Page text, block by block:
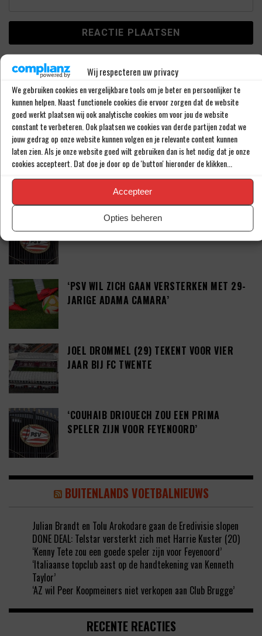
Wij respecteren uw privacy
We gebruiken cookies en vergelijkbare tools om je beter en persoonlijker te
kunnen helpen. Naast functionele cookies die ervoor zorgen dat de website
goed werkt plaatsen wij ook analytische cookies om voor jou de website
constant te verbeteren. Ook plaatsen we cookies van derde partijen zodat we
jouw gedrag op onze website kunnen volgen en je relevante content kunnen
laten zien. Als je onze website goed wilt gebruiken dan is het nodig dat je onze
cookies accepteert. Dat doe je door op de 'button' hieronder de klikken...
Accepteer
Opties beheren
comment data is processed.
LAATSTE BERICHTEN
PSV LAAT SPITS GAAN MAAR BEDING WEL
EEN ‘MATCHINGRIGHT’
‘PSV IN ONDERHANDELING MET HET
SCHOTSE RANGERS FC’
‘PSV WIL ZICH GAAN VERSTERKEN MET 29-
JARIGE ADAMA CAMARA’
JOEL DROMMEL (29) TEKENT VOOR VIER
JAAR BIJ FC TWENTE
‘COUHAIB DRIOUECH ZOU EEN PRIMA
SPELER ZIJN VOOR FEYENOORD’
BUITENLANDS VOETBALNIEUWS
Julian Brandt en Tolu Arokodare gaan de Eredivisie slopen
DONE DEAL: Telstar versterkt zich met Harrie Kuster (20)
‘Kenny Tete zou een goede speler zijn voor Feyenoord’
‘Italiaanse topclub aast op de handtekening van Kenneth
Taylor’
‘AZ wil Peer Koopmeiners niet verkopen aan Club Brugge’
RECENTE REACTIES